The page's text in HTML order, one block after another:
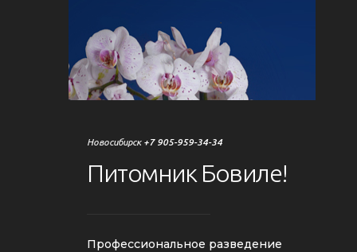
Новосибирск +7 905-959-34-34
Питомник Бовиле!
Профессиональное разведение